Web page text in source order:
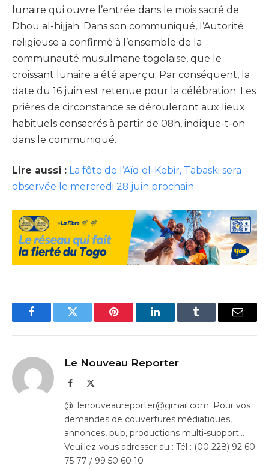
lunaire qui ouvre l’entrée dans le mois sacré de
Dhou al-hijjah. Dans son communiqué, l’Autorité
religieuse a confirmé à l’ensemble de la
communauté musulmane togolaise, que le
croissant lunaire a été aperçu. Par conséquent, la
date du 16 juin est retenue pour la célébration. Les
prières de circonstance se dérouleront aux lieux
habituels consacrés à partir de 08h, indique-t-on
dans le communiqué.
Lire aussi : La fête de l’Aïd el-Kebir, Tabaski sera
observée le mercredi 28 juin prochain
FacebookTwitter Pinterest LinkedInTumblr Email
Le Nouveau Reporter
Facebook
@: lenouveaureporter@gmail.com. Pour vos
demandes de couvertures médiatiques,
annonces, pub, productions multi-support…
Veuillez-vous adresser au : Tél : (00 228) 92 60
75 77 / 99 50 60 10